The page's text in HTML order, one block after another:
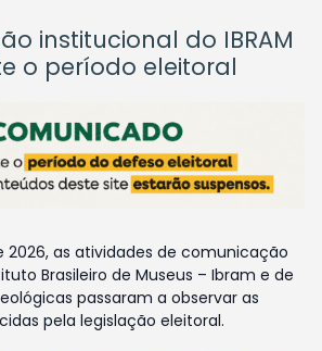
institucional do IBRAM
o período eleitoral
2026, as atividades de comunicação
Brasileiro de Museus – Ibram e de
passaram a observar as
pela legislação eleitoral.